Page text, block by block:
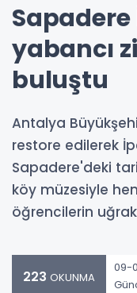
Sapadere
yabancı
buluştu
Antalya
restore edilerek
Sapadere'deki
köy müzesiyle
öğrencilerin
223 OKUNMA
09-